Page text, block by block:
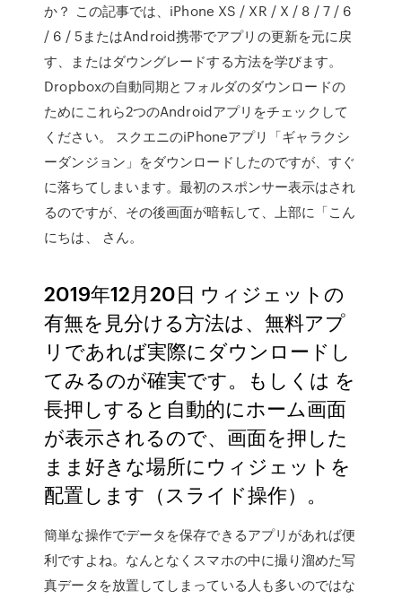
か？ この記事では、iPhone XS / XR / X / 8 / 7 / 6
/ 6 / 5またはAndroid携帯でアプリの更新を元に戻
す、またはダウングレードする方法を学びます。
Dropboxの自動同期とフォルダのダウンロードの
ためにこれら2つのAndroidアプリをチェックして
ください。 スクエニのiPhoneアプリ「ギャラクシ
ーダンジョン」をダウンロードしたのですが、すぐ
に落ちてしまいます。最初のスポンサー表示はされ
るのですが、その後画面が暗転して、上部に「こん
にちは、 さん。
2019年12月20日 ウィジェットの
有無を見分ける方法は、無料アプ
リであれば実際にダウンロードし
てみるのが確実です。もしくは を
長押しすると自動的にホーム画面
が表示されるので、画面を押した
まま好きな場所にウィジェットを
配置します（スライド操作）。
簡単な操作でデータを保存できるアプリがあれば便
利ですよね。なんとなくスマホの中に撮り溜めた写
真データを放置してしまっている人も多いのではな